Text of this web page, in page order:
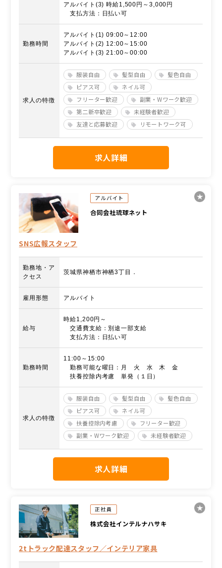
アルバイト(3) 時給1,500円～3,000円
支払方法：日払い可
勤務時間
アルバイト(1) 09:00～12:00
アルバイト(2) 12:00～15:00
アルバイト(3) 21:00～00:00
求人の特徴
服装自由 髪型自由
髪色自由
ピアス可
ネイル可
フリーター歓迎
副業・Wワーク歓迎
第二新卒歓迎
未経験者歓迎
友達と応募歓迎
リモートワーク可
求人詳細
アルバイト
合同会社琉球ネット
SNS広報スタッフ
勤務地・ア
クセス
茨城県神栖市神栖3丁目．
雇用形態 アルバイト
給与
時給1,200円～
交通費支給：別途一部支給
支払方法：日払い可
勤務時間
11:00～15:00
勤務可能な曜日：月 火 水 木 金
扶養控除内考慮 単発（１日）
求人の特徴
服装自由 髪型自由
髪色自由
ピアス可
ネイル可
扶養控除内考慮
フリーター歓迎
副業・Wワーク歓迎
未経験者歓迎
求人詳細
正社員
株式会社インテルナハサキ
2tトラック配達スタッフ／インテリア家具